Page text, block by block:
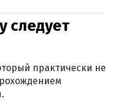
следует
практически не